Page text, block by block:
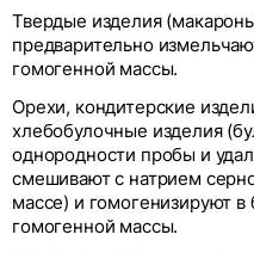
Твердые изделия
предварительно
гомогенной массы.
Орехи, кондитерские
хлебобулочные изделия
однородности пробы и
смешивают с натрием
массе) и гомогенизируют
гомогенной массы.